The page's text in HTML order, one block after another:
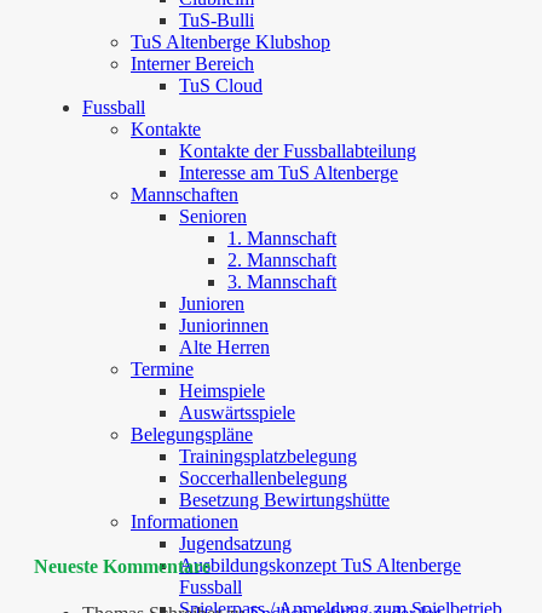
TuS-Bulli
TuS Altenberge Klubshop
Interner Bereich
TuS Cloud
Fussball
Kontakte
Kontakte der Fussballabteilung
Interesse am TuS Altenberge
Mannschaften
Senioren
1. Mannschaft
2. Mannschaft
3. Mannschaft
Junioren
Juniorinnen
Alte Herren
Termine
Heimspiele
Auswärtsspiele
Belegungspläne
Trainingsplatzbelegung
Soccerhallenbelegung
Besetzung Bewirtungshütte
Informationen
Jugendsatzung
Ausbildungskonzept TuS Altenberge
Fussball
Spielerpass / Anmeldung zum Spielbetrieb
Neueste Kommentare